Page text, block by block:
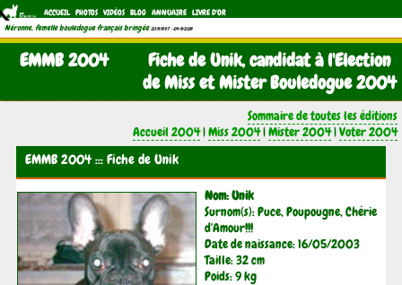
ACCUEIL PHOTOS VIDÉOS BLOG ANNUAIRE LIVRE D'OR
Néronne, femelle bouledogue français bringée (21/11/1997 - 04/11/2011)
EMMB 2004
Fiche de Unik, candidat à l'Election
de Miss et Mister Bouledogue 2004
Sommaire de toutes les éditions
Accueil 2004|Miss 2004|Mister 2004|Voter 2004
EMMB 2004 ::: Fiche de Unik
Nom: Unik
Surnom(s): Puce, Poupougne, Chérie
d'Amour!!!
Date de naissance: 16/05/2003
Taille: 32 cm
Poids: 9 kg